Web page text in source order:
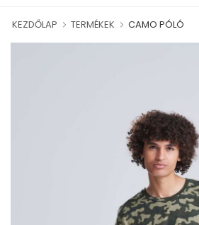
KEZDŐLAP TERMÉKEK CAMO PÓLÓ